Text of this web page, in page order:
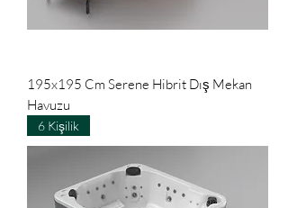
195x195 Cm Serene Hibrit Dış Mekan
Havuzu
6 Kişilik